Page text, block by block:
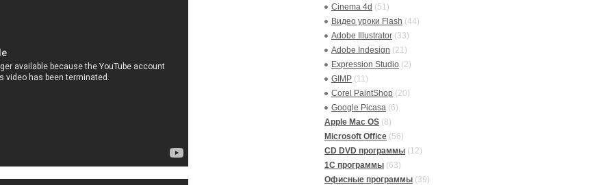
Cinema 4d (51)
Видео уроки Flash (44)
Adobe Illustrator (33)
Adobe Indesign (21)
Expression Studio (2)
GIMP (11)
Corel PaintShop (20)
Google Picasa (6)
Apple Mac OS (8)
Microsoft Office (56)
CD DVD программы (12)
1C программы (63)
Офисные программы (39)